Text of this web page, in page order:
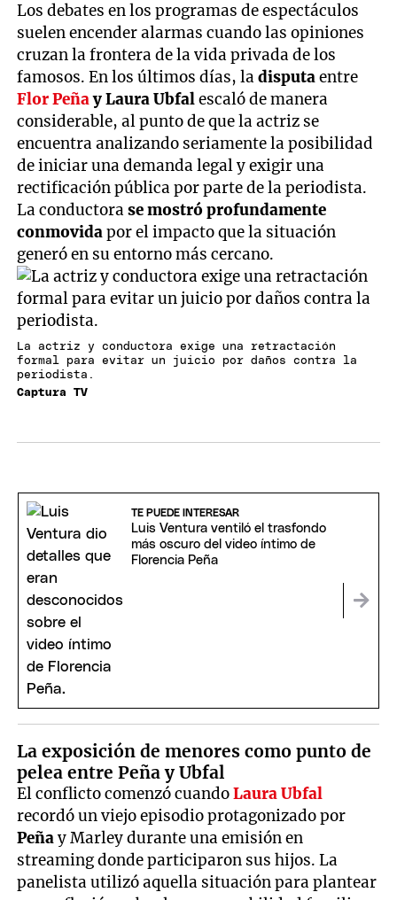
Los debates en los programas de espectáculos
suelen encender alarmas cuando las opiniones
cruzan la frontera de la vida privada de los
famosos. En los últimos días, ladisputaentre
Flor Peñay Laura Ubfalescaló de manera
considerable, al punto de que la actriz se
encuentra analizando seriamente la posibilidad
de iniciar una demanda legal y exigir una
rectificación pública por parte de la periodista.
La conductorase mostró profundamente
conmovidapor el impacto que la situación
generó en su entorno más cercano.
La actriz y conductora exige una retractación
formal para evitar un juicio por daños contra la
periodista.
Captura TV
TE PUEDE INTERESAR
Luis Ventura ventiló el trasfondo
más oscuro del video íntimo de
Florencia Peña
La exposición de menores como punto de
pelea entre Peña y Ubfal
El conflicto comenzó cuandoLaura Ubfal
recordó un viejo episodio protagonizado por
Peñay Marley durante una emisión en
streaming donde participaron sus hijos. La
panelista utilizó aquella situación para plantear